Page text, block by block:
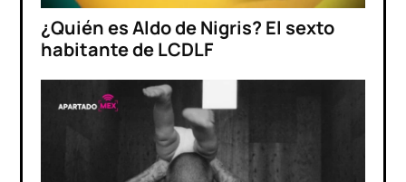
¿Quién es Aldo de Nigris? El sexto
habitante de LCDLF